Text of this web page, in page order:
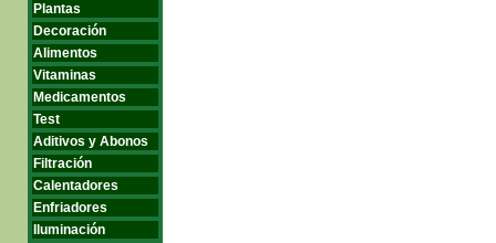
Plantas
Decoración
Alimentos
Vitaminas
Medicamentos
Test
Aditivos y Abonos
Filtración
Calentadores
Enfriadores
Iluminación